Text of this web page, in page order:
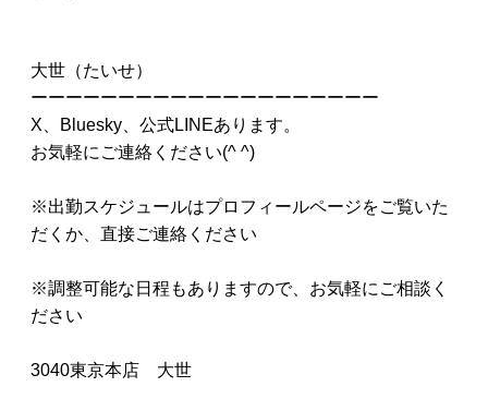
大世（たいせ）
ーーーーーーーーーーーーーーーーーーーー
X、Bluesky、公式LINEあります。
お気軽にご連絡ください(^ ^)
※出勤スケジュールはプロフィールページをご覧いた
だくか、直接ご連絡ください
※調整可能な日程もありますので、お気軽にご相談く
ださい
3040東京本店 大世